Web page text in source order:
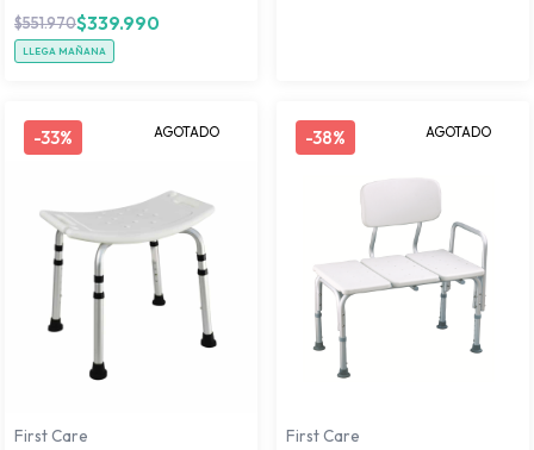
$551.970$339.990
LLEGA MAÑANA
-33% AGOTADO
First Care
-38% AGOTADO
First Care